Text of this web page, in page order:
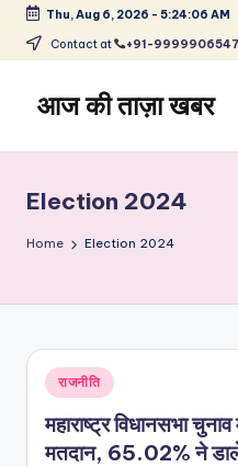
Skip
content
Thu, Aug 6, 2026 - 5:24:06 AM
Contact at +91-9999906547
आज की ताज़ा खबर
ताज़ा
समाचार
–
और
विश्व
Election 2024
Home Election 2024
Posted
in
राजनीति
महाराष्ट्र विधानसभा
मतदान, 65.02% ने